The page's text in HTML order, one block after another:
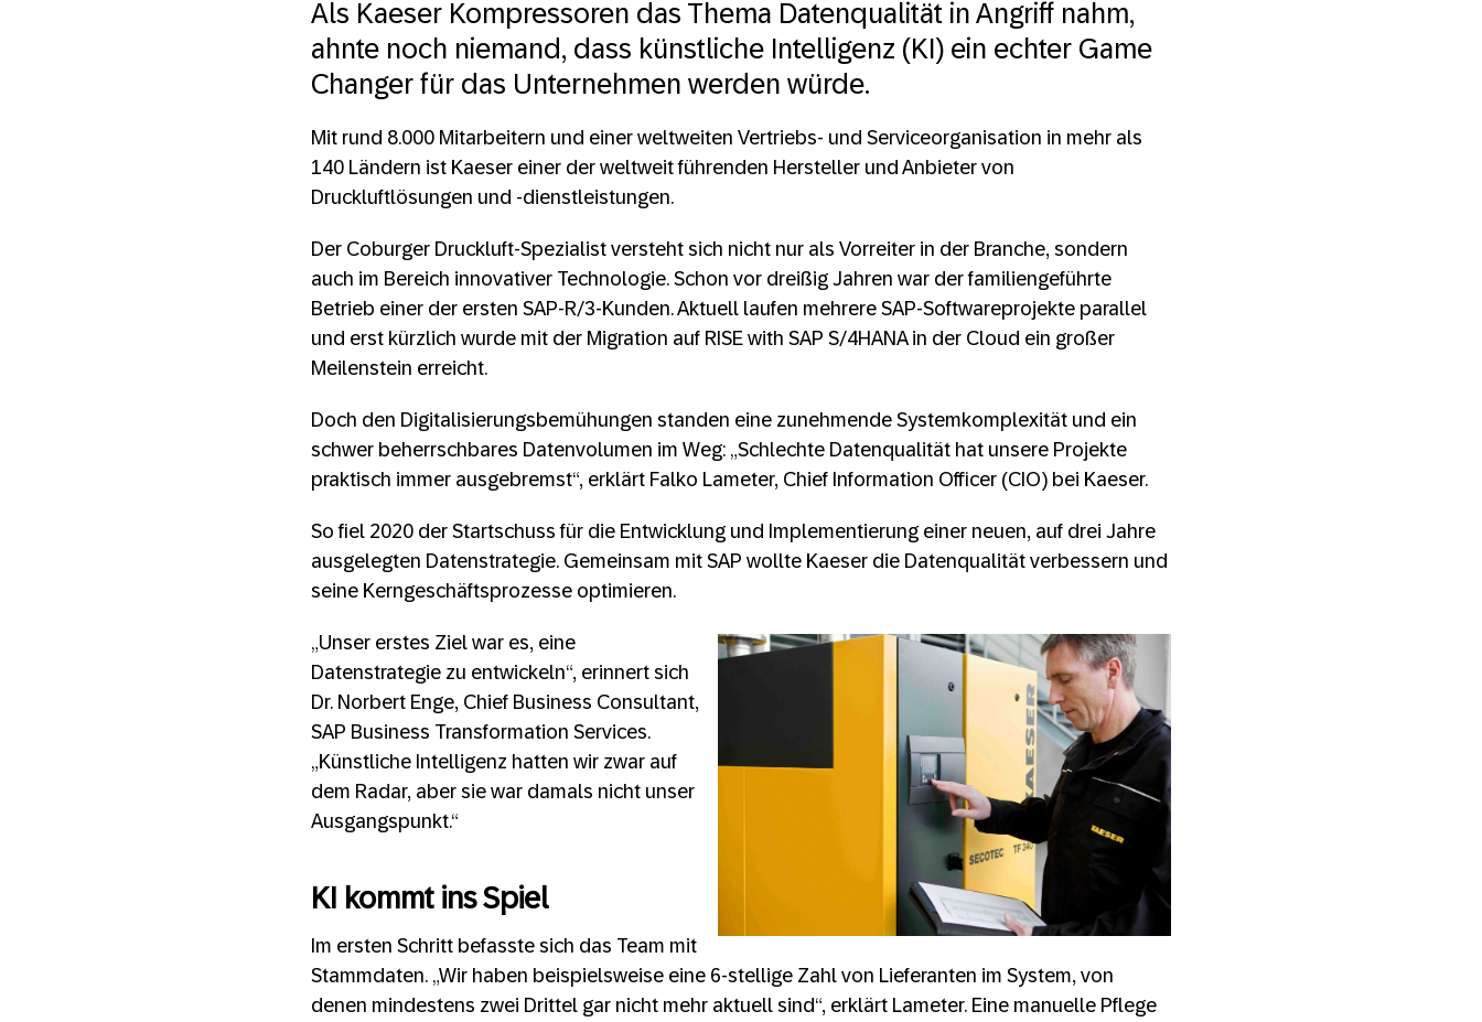
Als Kaeser Kompressoren das Thema Datenqualität in Angriff nahm,
ahnte noch niemand, dass künstliche Intelligenz (KI) ein echter Game
Changer für das Unternehmen werden würde.
Mit rund 8.000 Mitarbeitern und einer weltweiten Vertriebs- und Serviceorganisation in mehr als
140 Ländern ist Kaeser einer der weltweit führenden Hersteller und Anbieter von
Druckluftlösungen und -dienstleistungen.
Der Coburger Druckluft-Spezialist versteht sich nicht nur als Vorreiter in der Branche, sondern
auch im Bereich innovativer Technologie. Schon vor dreißig Jahren war der familiengeführte
Betrieb einer der ersten SAP-R/3-Kunden. Aktuell laufen mehrere SAP-Softwareprojekte parallel
und erst kürzlich wurde mit der Migration auf RISE with SAP S/4HANA in der Cloud ein großer
Meilenstein erreicht.
Doch den Digitalisierungsbemühungen standen eine zunehmende Systemkomplexität und ein
schwer beherrschbares Datenvolumen im Weg: „Schlechte Datenqualität hat unsere Projekte
praktisch immer ausgebremst“, erklärt Falko Lameter, Chief Information Officer (CIO) bei Kaeser.
So fiel 2020 der Startschuss für die Entwicklung und Implementierung einer neuen, auf drei Jahre
ausgelegten Datenstrategie. Gemeinsam mit SAP wollte Kaeser die Datenqualität verbessern und
seine Kerngeschäftsprozesse optimieren.
„Unser erstes Ziel war es, eine
Datenstrategie zu entwickeln“, erinnert sich
Dr. Norbert Enge, Chief Business Consultant,
SAP Business Transformation Services.
„Künstliche Intelligenz hatten wir zwar auf
dem Radar, aber sie war damals nicht unser
Ausgangspunkt.“
KI kommt ins Spiel
Im ersten Schritt befasste sich das Team mit
Stammdaten. „Wir haben beispielsweise eine 6-stellige Zahl von Lieferanten im System, von
denen mindestens zwei Drittel gar nicht mehr aktuell sind“, erklärt Lameter. Eine manuelle Pflege